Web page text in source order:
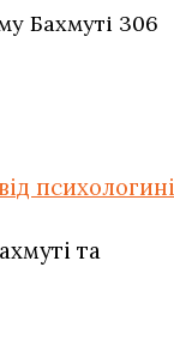
Бахмуті 306
психологині
та